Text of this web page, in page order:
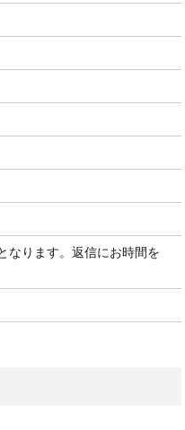
ります。返信にお時間を